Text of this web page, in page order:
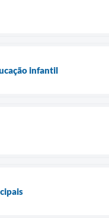
infantil